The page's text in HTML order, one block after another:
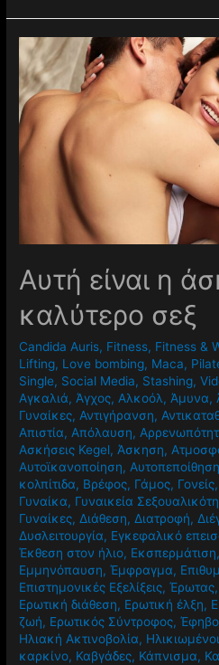
Αυτή είναι η
καλύτερο σεξ
Candida Auris, Fitness, Fitness &
Lifting, Love bombing, Maca,
Single, Social Media, Stashing,
Αγκαλιά, Άγχος, Αλκοόλ, Άμυνα,
Γυναίκες, Αντιγήρανση,
Απιστία, Απόλαυση,
Ασκήσεις Kegel, Άσκηση,
Αυτοϊκανοποίηση, Αυτοπεποίθηση
κολπίτιδα, Βρέφος, Γάμος, Γονείς,
Γυναίκα, Γυναικεία
Γυναίκες, Διάθεση, Διατροφή,
Δυσλειτουργία, Εγκεφαλικό
Έκθεση στον ήλιο, Εκσπερμάτιση
Εμμηνόπαυση,Έμφραγμα,
Επιστημονικές Εξελίξεις,Έρωτας,
Ερωτική διάθεση, Ερωτική έλξη,
ζωή, Ερωτικός Σύντροφος,
Ηλιακή Ακτινοβολία, Ηλικιωμένοι
καρκίνο, Καβγάδες, Κάπνισμα,